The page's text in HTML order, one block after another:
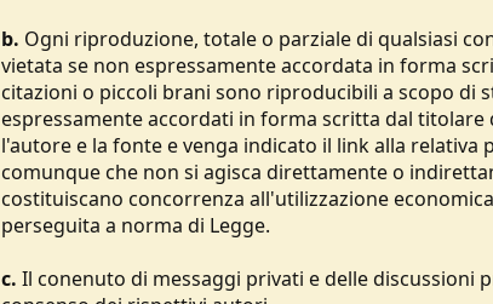
b. Ogni riproduzione, totale o parziale di qualsiasi
vietata se non espressamente accordata in forma
citazioni o piccoli brani sono riproducibili a scopo di
espressamente accordati in forma scritta dal
l'autore e la fonte e venga indicato il link alla
comunque che non si agisca direttamente o
costituiscano concorrenza all'utilizzazione
perseguita a norma di Legge.
c. Il conenuto di messaggi privati e delle discussioni